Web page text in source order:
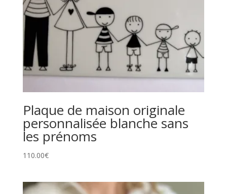
Plaque de maison originale
personnalisée blanche sans
les prénoms
110.00€